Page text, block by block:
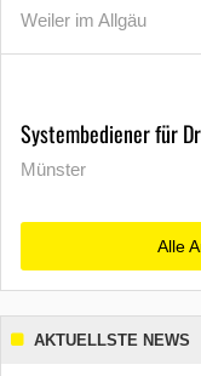
Weiler im Allgäu
Systembediener für
Münster
Alle
AKTUELLSTE NEWS